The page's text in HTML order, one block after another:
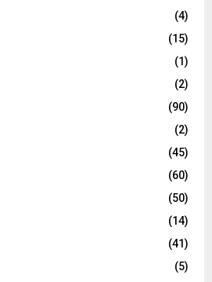
(4)
(15)
(1)
(2)
(90)
(2)
(45)
(60)
(50)
(14)
(41)
(5)